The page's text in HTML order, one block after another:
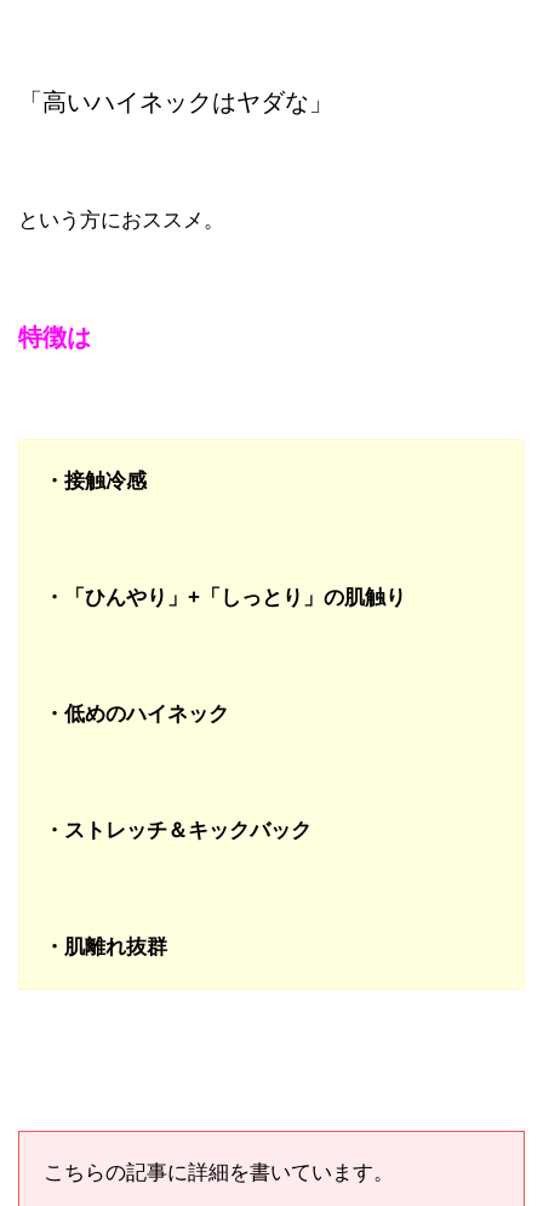
「高いハイネックはヤダな」
という方におススメ。
特徴は
・接触冷感
・「ひんやり」+「しっとり」の肌触り
・低めのハイネック
・ストレッチ＆キックバック
・肌離れ抜群
こちらの記事に詳細を書いています。